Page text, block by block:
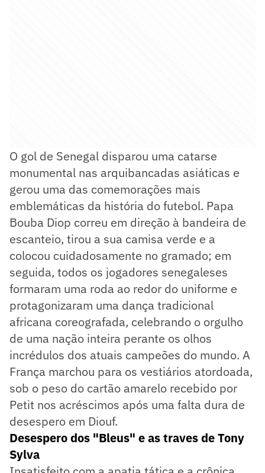
O gol de Senegal disparou uma catarse
monumental nas arquibancadas asiáticas e
gerou uma das comemorações mais
emblemáticas da história do futebol. Papa
Bouba Diop correu em direção à bandeira de
escanteio, tirou a sua camisa verde e a
colocou cuidadosamente no gramado; em
seguida, todos os jogadores senegaleses
formaram uma roda ao redor do uniforme e
protagonizaram uma dança tradicional
africana coreografada, celebrando o orgulho
de uma nação inteira perante os olhos
incrédulos dos atuais campeões do mundo. A
França marchou para os vestiários atordoada,
sob o peso do cartão amarelo recebido por
Petit nos acréscimos após uma falta dura de
desespero em Diouf.
Desespero dos "Bleus" e as traves de Tony
Sylva